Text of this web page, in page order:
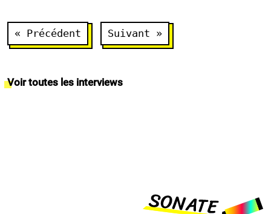
Navigation
de
« Précédent Suivant »
Voir toutes les interviews